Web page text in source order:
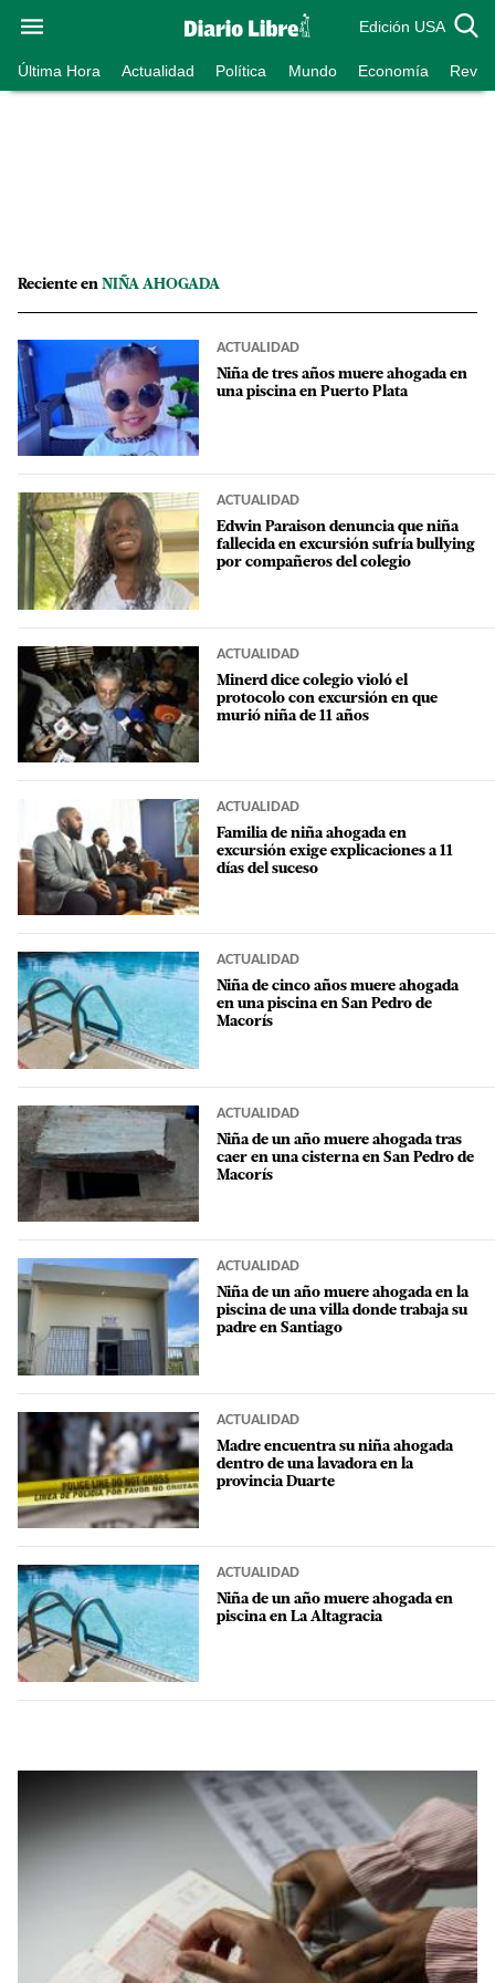
Edición USA
Última Hora Actualidad Política Mundo Economía
Reciente en NIÑA AHOGADA
ACTUALIDAD
Niña de tres años muere ahogada en
una piscina en Puerto Plata
ACTUALIDAD
Edwin Paraison denuncia que niña
fallecida en excursión sufría bullying
por compañeros del colegio
ACTUALIDAD
Minerd dice colegio violó el
protocolo con excursión en que
murió niña de 11 años
ACTUALIDAD
Familia de niña ahogada en
excursión exige explicaciones a 11
días del suceso
ACTUALIDAD
Niña de cinco años muere ahogada
en una piscina en San Pedro de
Macorís
ACTUALIDAD
Niña de un año muere ahogada tras
caer en una cisterna en San Pedro de
Macorís
ACTUALIDAD
Niña de un año muere ahogada en la
piscina de una villa donde trabaja su
padre en Santiago
ACTUALIDAD
Madre encuentra su niña ahogada
dentro de una lavadora en la
provincia Duarte
ACTUALIDAD
Niña de un año muere ahogada en
piscina en La Altagracia